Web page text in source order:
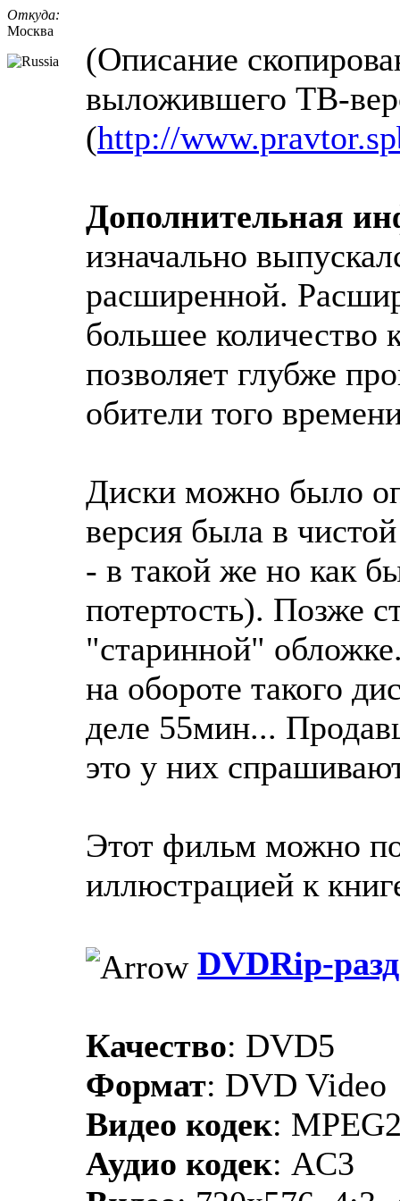
Откуда:
Москва
(Описание
выложившего ТВ-
(http://
Дополнительная
изначально
расширенной.
большее количество
позволяет глубже
обители того
Диски можно было
версия была в
- в такой же но как
потертость). Позже
"старинной"
на обороте такого
деле 55мин...
это у них
Этот фильм можно
иллюстрацией к
DVDRip-
Качество: DVD5
Формат: DVD Video
Видео кодек:
Аудио кодек: AC3